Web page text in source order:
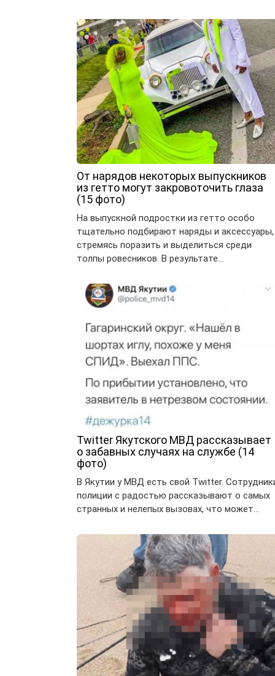
От нарядов некоторых выпускников
из гетто могут закровоточить глаза
(15 фото)
На выпускной подростки из гетто особо
тщательно подбирают наряды и аксессуары,
стремясь поразить и выделиться среди
толпы ровесников. В результате…
Twitter Якутского МВД рассказывает
о забавных случаях на службе (14
фото)
В Якутии у МВД есть свой Twitter.
полиции с радостью рассказывают о самых
странных и нелепых вызовах, что может…